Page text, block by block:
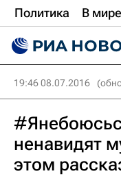
Политика В мире
19:46 08.07.2016
ненавидят
этом